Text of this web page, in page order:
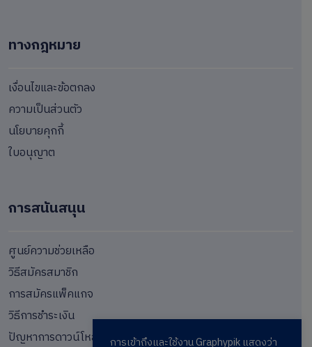
ทางกฎหมาย
เงื่อนไขและข้อตกลง
ความเป็นส่วนตัว
นโยบายคุกกี้
ใบอนุญาต
การสนันสนุน
ศูนย์ความช่วยเหลือ
วิธีสมัครสมาชิก
การสมัครแพ็คแกจ
วิธีการชำระเงิน
ปัญหาการดาวน์โหลด
การเข้าถึงและใช้งาน Graphypik แสดงว่า